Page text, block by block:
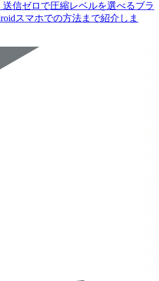
信ゼロで圧縮レベルを選べるブラ
スマホでの方法まで紹介しま